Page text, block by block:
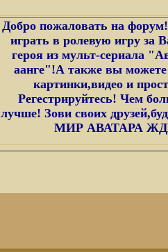
Добро пожаловать на
играть в ролевую игру за
героя из мульт-сериала
аанге"!А также вы можете
картинки,видео и
Регестрируйтесь! Чем
лучше! Зови своих
МИР АВАТАРА